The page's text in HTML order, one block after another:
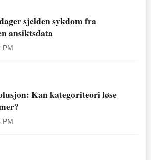
sjelden sykdom fra
ansiktsdata
PM
Kan kategoriteori løse
PM